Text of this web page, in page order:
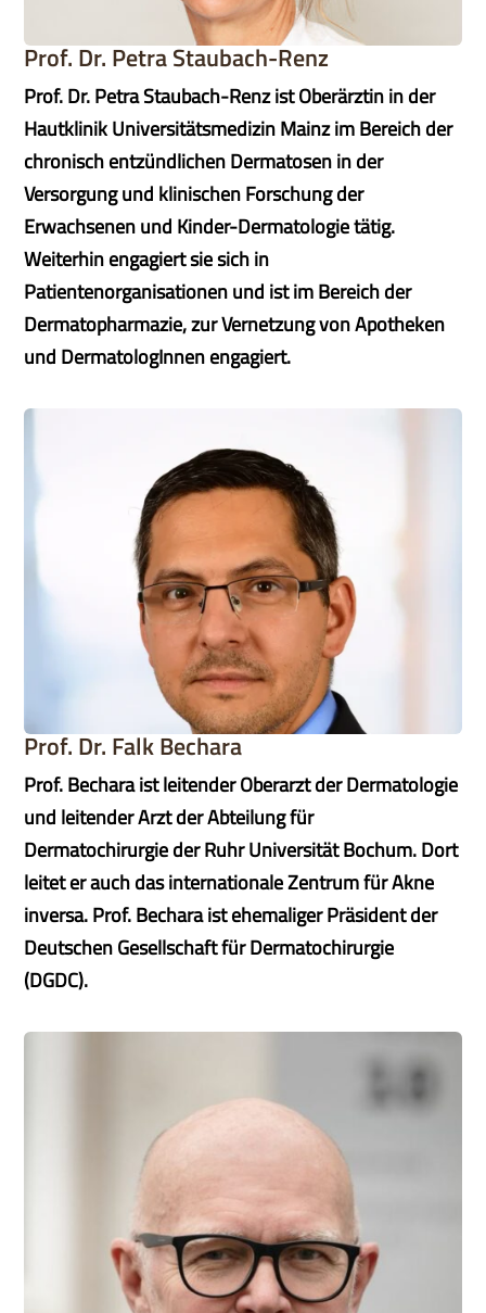
Prof. Dr. Petra Staubach-Renz
Prof. Dr. Petra Staubach-Renz ist Oberärztin in der
Hautklinik Universitätsmedizin Mainz im Bereich der
chronisch entzündlichen Dermatosen in der
Versorgung und klinischen Forschung der
Erwachsenen und Kinder-Dermatologie tätig.
Weiterhin engagiert sie sich in
Patientenorganisationen und ist im Bereich der
Dermatopharmazie, zur Vernetzung von Apotheken
und DermatologInnen engagiert.
Prof. Dr. Falk Bechara
Prof. Bechara ist leitender Oberarzt der Dermatologie
und leitender Arzt der Abteilung für
Dermatochirurgie der Ruhr Universität Bochum. Dort
leitet er auch das internationale Zentrum für Akne
inversa. Prof. Bechara ist ehemaliger Präsident der
Deutschen Gesellschaft für Dermatochirurgie
(DGDC).